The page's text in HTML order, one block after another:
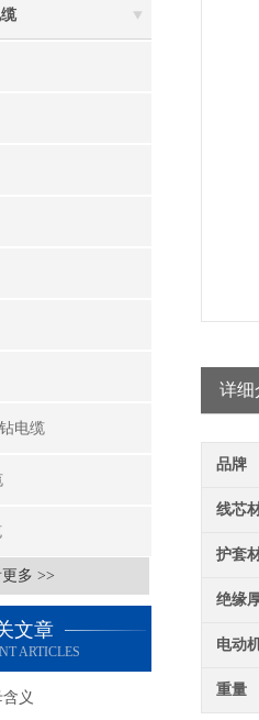
电缆
多 >>
文章
ARTICLES
义
详细
品牌
线芯
护套
绝缘
电动
重量